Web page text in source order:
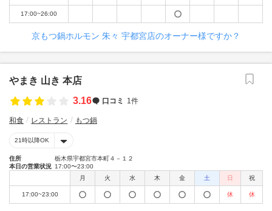
17:00~26:00
京もつ鍋ホルモン 朱々 宇都宮店のオーナー様ですか？
やまき 山き 本店
3.16
口コミ 1件
和食 レストラン もつ鍋
21時以降OK
住所
栃木県宇都宮市本町４－１２
本日の営業状況 17:00〜23:00
月
火 水 木 金 土 日 祝
17:00~23:00 休 休